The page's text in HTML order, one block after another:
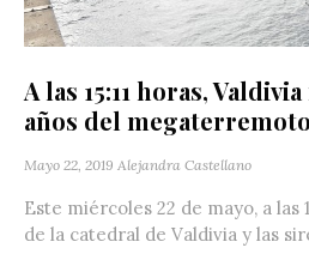
A las 15:11 horas,
años del
Mayo 22, 2019 Alejandra Castellano
Este miércoles 22 de mayo, a las
de la catedral de Valdivia y las